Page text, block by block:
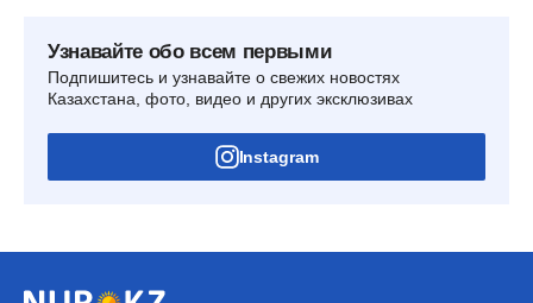
Узнавайте обо всем первыми
Подпишитесь и узнавайте о свежих новостях
Казахстана, фото, видео и других эксклюзивах
Instagram